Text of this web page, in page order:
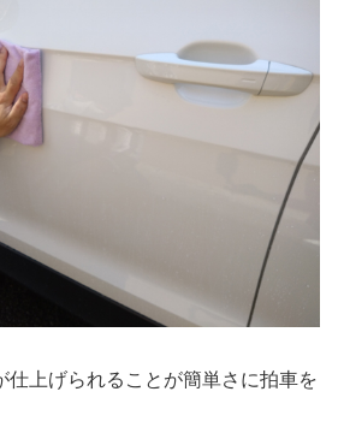
仕上げられることが簡単さに拍車を